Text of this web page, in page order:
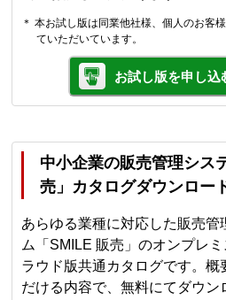
＊ 本お試し版は同業他社様、個人のお客
ていただいています。
お試し版を申し込
中小企業の販売管理シス
売」カタログダウンロー
あらゆる業種に対応した販売管
ム「SMILE 販売」のオンプレ
ラウド版共通カタログです。概
だける内容で、無料にてダウン